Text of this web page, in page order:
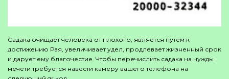
Садака очищает человека от плохого, является путём к
достижению Рая, увеличивает удел, продлевает жизненный срок
и дарует ему благочестие. Чтобы перечислить садака на нужды
мечети требуется навести камеру вашего телефона на